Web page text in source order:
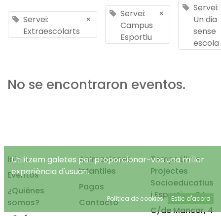
Servei:
Extraescolarts
×
Servei:
Campus
Esportiu
×
Servei:
Un dia
sense
escola
No se encontraron eventos.
Inicio
Eventos
¿Quiénes
somos?
Animaciones
infantiles
Pagos
Contacto
Temps Lliure
Projectes
Socioeducatius
i Esportius, S.L.
C/de Mancor, 4
Utilitzem galetes per proporcionar-vos una millor
experiència d'usuari.
Política de cookies Estic d'acord